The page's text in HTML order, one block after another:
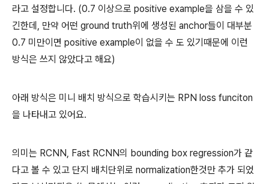
라고 설정합니다. (0.7 이상으로 positive example을 삼을 수 있
긴한데, 만약 어떤 ground truth위에 생성된 anchor들이 대부분
0.7 미만이면 positive example이 없을 수 도 있기때문에 이런
방식은 쓰지 않았다고 해요)
아래 방식은 미니 배치 방식으로 학습시키는 RPN loss funciton
을 나타내고 있어요.
의미는 RCNN, Fast RCNN의 bounding box regression가 같
다고 볼 수 있고 단지 배치단위로 normalization한것만 추가 되었